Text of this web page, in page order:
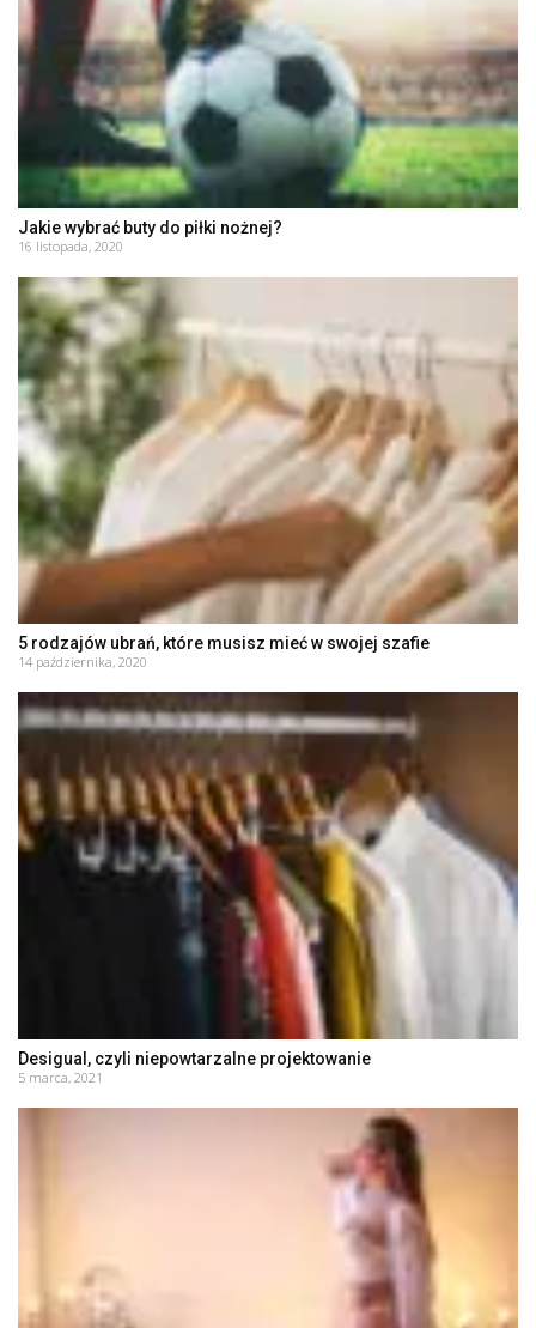
Jakie wybrać buty do piłki nożnej?
16 listopada, 2020
5 rodzajów ubrań, które musisz mieć w swojej szafie
14 października, 2020
Desigual, czyli niepowtarzalne projektowanie
5 marca, 2021